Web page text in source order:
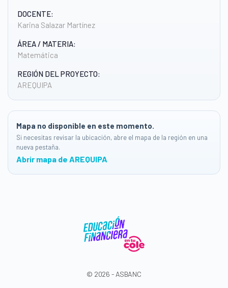
DOCENTE:
Karina Salazar Martínez
ÁREA / MATERIA:
Matemática
REGIÓN DEL PROYECTO:
AREQUIPA
Mapa no disponible en este momento.
Si necesitas revisar la ubicación, abre el mapa de la región en una
nueva pestaña.
Abrir mapa de AREQUIPA
© 2026 - ASBANC